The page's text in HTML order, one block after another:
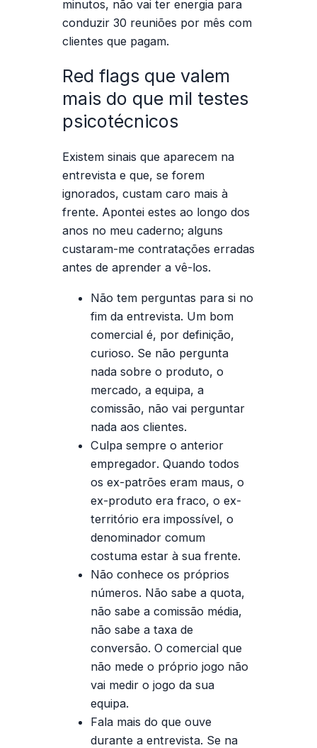
minutos, não vai ter energia para
conduzir 30 reuniões por mês com
clientes que pagam.
Red flags que valem
mais do que mil testes
psicotécnicos
Existem sinais que aparecem na
entrevista e que, se forem
ignorados, custam caro mais à
frente. Apontei estes ao longo dos
anos no meu caderno; alguns
custaram-me contratações erradas
antes de aprender a vê-los.
Não tem perguntas para si no
fim da entrevista. Um bom
comercial é, por definição,
curioso. Se não pergunta
nada sobre o produto, o
mercado, a equipa, a
comissão, não vai perguntar
nada aos clientes.
Culpa sempre o anterior
empregador. Quando todos
os ex-patrões eram maus, o
ex-produto era fraco, o ex-
território era impossível, o
denominador comum
costuma estar à sua frente.
Não conhece os próprios
números. Não sabe a quota,
não sabe a comissão média,
não sabe a taxa de
conversão. O comercial que
não mede o próprio jogo não
vai medir o jogo da sua
equipa.
Fala mais do que ouve
durante a entrevista. Se na